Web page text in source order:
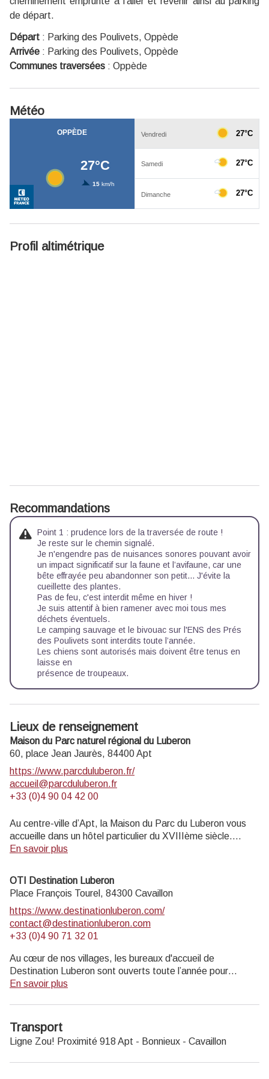
de départ.
Départ : Parking des Poulivets, Oppède
Arrivée : Parking des Poulivets, Oppède
Communes traversées : Oppède
Météo
Profil altimétrique
Recommandations
Point 1 : prudence lors de la traversée de route !
Je reste sur le chemin signalé.
Je n'engendre pas de nuisances sonores pouvant avoir
un impact significatif sur la faune et l’avifaune, car une
bête effrayée peu abandonner son petit... J'évite la
cueillette des plantes.
Pas de feu, c'est interdit même en hiver !
Je suis attentif à bien ramener avec moi tous mes
déchets éventuels.
Le camping sauvage et le bivouac sur l'ENS des Prés
des Poulivets sont interdits toute l’année.
Les chiens sont autorisés mais doivent être tenus en
laisse en
présence de troupeaux.
Lieux de renseignement
Maison du Parc naturel régional du Luberon
60, place Jean Jaurès, 84400Apt
https://www.parcduluberon.fr/
accueil@parcduluberon.fr
+33 (0)4 90 04 42 00
Au centre-ville d’Apt, la Maison du Parc du Luberon vous
accueille dans un hôtel particulier du XVIIIème siècle.
Informations touristiques et vente de livres, cartes,
Exposition permanente visite gratuite.
Musée de géologie entrée payante (4 € ; 2€ réduit ; gratuit
moins de 18 ans, scolaires, enseignants).
Ouvert au public lundi, mardi, jeudi 14h-17h30, et mercredi
9h-12h30 et 14h-17h30 (hors jours fériés).
En savoir plus
OTI Destination Luberon
Place François Tourel, 84300 Cavaillon
https://www.destinationluberon.com/
contact@destinationluberon.com
+33 (0)4 90 71 32 01
Au cœur de nos villages, les bureaux d'accueil de
Destination Luberon sont ouverts toute l’année pour
répondre à toutes vos questions.
CAVAILLON
Du 1er avril au 30 septembre : du lundi au samedi et jours
En savoir plus
Transport
Ligne Zou! Proximité 918 Apt - Bonnieux - Cavaillon